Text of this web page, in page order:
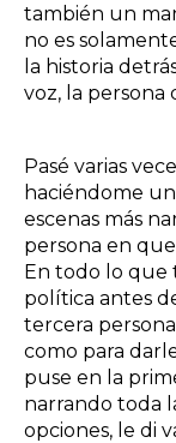
también un
no es
la historia
voz, la persona
Pasé varias
haciéndome
escenas más
persona en
En todo lo que
política antes
tercera
como para
puse en la
narrando toda
opciones, le di